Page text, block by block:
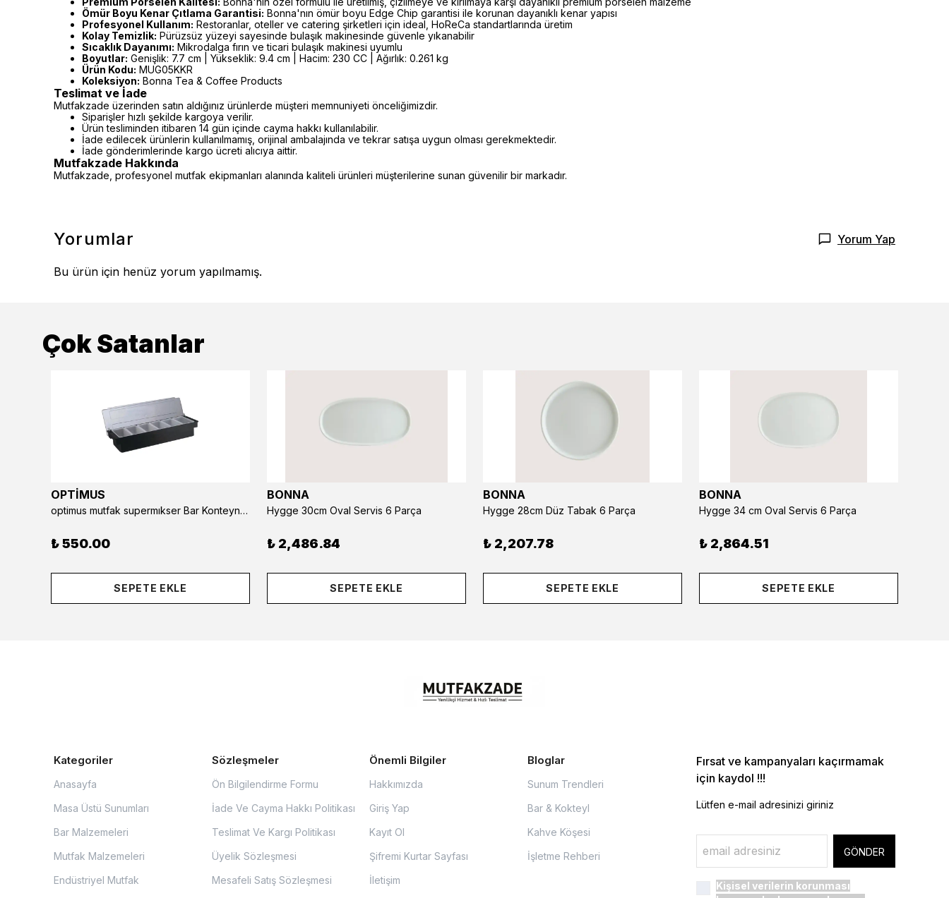
Ömür Boyu Kenar Çıtlama Garantisi: Bonna'nın ömür boyu Edge Chip garantisi ile korunan dayanıklı kenar yapısı
Profesyonel Kullanım: Restoranlar, oteller ve catering şirketleri için ideal, HoReCa standartlarında üretim
Kolay Temizlik: Pürüzsüz yüzeyi sayesinde bulaşık makinesinde güvenle yıkanabilir
Sıcaklık Dayanımı: Mikrodalga fırın ve ticari bulaşık makinesi uyumlu
Boyutlar: Genişlik: 7.7 cm | Yükseklik: 9.4 cm | Hacim: 230 CC | Ağırlık: 0.261 kg
Ürün Kodu: MUG05KKR
Koleksiyon: Bonna Tea & Coffee Products
Teslimat ve İade
Mutfakzade üzerinden satın aldığınız ürünlerde müşteri memnuniyeti önceliğimizdir.
Siparişler hızlı şekilde kargoya verilir.
Ürün tesliminden itibaren 14 gün içinde cayma hakkı kullanılabilir.
İade edilecek ürünlerin kullanılmamış, orijinal ambalajında ve tekrar satışa uygun olması gerekmektedir.
İade gönderimlerinde kargo ücreti alıcıya aittir.
Mutfakzade Hakkında
Mutfakzade, profesyonel mutfak ekipmanları alanında kaliteli ürünleri müşterilerine sunan güvenilir bir markadır.
Yorumlar Yorum Yap
Bu ürün için henüz yorum yapılmamış.
Çok Satanlar
OPTİMUS
optimus mutfak supermıkser Bar Konteyner 6'lı 50×16×9 cm Kapaklı Polikarbon Organizer Bar & Kafe
₺ 550.00
SEPETE EKLE
BONNA
Hygge 30cm Oval Servis 6 Parça
₺ 2,486.84
SEPETE EKLE
BONNA
Hygge 28cm Düz Tabak 6 Parça
₺ 2,207.78
SEPETE EKLE
BONNA
Hygge 34 cm Oval Servis 6 Parça
₺ 2,864.51
SEPETE EKLE
Kategoriler
Anasayfa
Masa Üstü Sunumları
Bar Malzemeleri
Mutfak Malzemeleri
Endüstriyel Mutfak
Sözleşmeler
Ön Bilgilendirme Formu
İade Ve Cayma Hakkı Politikası
Teslimat Ve Kargı Politikası
Üyelik Sözleşmesi
Mesafeli Satış Sözleşmesi
Önemli Bilgiler
Hakkımızda
Giriş Yap
Kayıt Ol
Şifremi Kurtar Sayfası
İletişim
Bloglar
Sunum Trendleri
Bar & Kokteyl
Kahve Köşesi
İşletme Rehberi
Fırsat ve kampanyaları kaçırmamak
için kaydol !!!
Lütfen e-mail adresinizi giriniz
GÖNDER
Kişisel verilerin korunması